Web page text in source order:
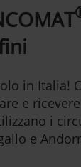
in Italia!
e
i
e